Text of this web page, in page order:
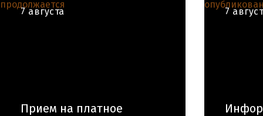
7 августа
Прием на платное
7